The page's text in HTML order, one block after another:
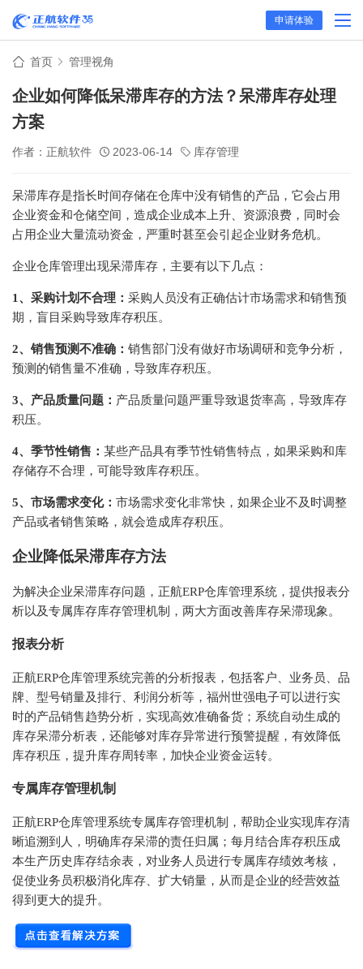
申请体验
首页 管理视角
企业如何降低呆滞库存的方法？呆滞库存处理
方案
作者：正航软件 2023-06-14 库存管理
呆滞库存是指长时间存储在仓库中没有销售的产品，它会占用
企业资金和仓储空间，造成企业成本上升、资源浪费，同时会
占用企业大量流动资金，严重时甚至会引起企业财务危机。
企业仓库管理出现呆滞库存，主要有以下几点：
1、采购计划不合理： 采购人员没有正确估计市场需求和销售预
期，盲目采购导致库存积压。
2、销售预测不准确： 销售部门没有做好市场调研和竞争分析，
预测的销售量不准确，导致库存积压。
3、产品质量问题： 产品质量问题严重导致退货率高，导致库存
积压。
4、季节性销售： 某些产品具有季节性销售特点，如果采购和库
存储存不合理，可能导致库存积压。
5、市场需求变化： 市场需求变化非常快，如果企业不及时调整
产品或者销售策略，就会造成库存积压。
企业降低呆滞库存方法
为解决企业呆滞库存问题，正航ERP仓库管理系统，提供报表分
析以及专属库存库存管理机制，两大方面改善库存呆滞现象。
报表分析
正航ERP仓库管理系统完善的分析报表，包括客户、业务员、品
牌、型号销量及排行、利润分析等，福州世强电子可以进行实
时的产品销售趋势分析，实现高效准确备货；系统自动生成的
库存呆滞分析表，还能够对库存异常进行预警提醒，有效降低
库存积压，提升库存周转率，加快企业资金运转。
专属库存管理机制
正航ERP仓库管理系统专属库存管理机制，帮助企业实现库存清
晰追溯到人，明确库存呆滞的责任归属；每月结合库存积压成
本生产历史库存结余表，对业务人员进行专属库存绩效考核，
促使业务员积极消化库存、扩大销量，从而是企业的经营效益
得到更大的提升。